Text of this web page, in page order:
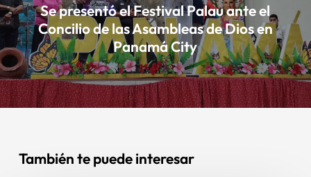
Se presentó el Festival Palau ante el
Concilio de las Asambleas de Dios en
Panamá City
También te puede interesar